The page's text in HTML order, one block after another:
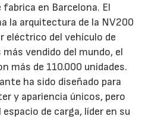
en Barcelona. El
la arquitectura de la NV200
eléctrico del vehículo de
vendido del mundo, el
más de 110.000 unidades.
ha sido diseñado para
y apariencia únicos, pero
de carga, líder en su